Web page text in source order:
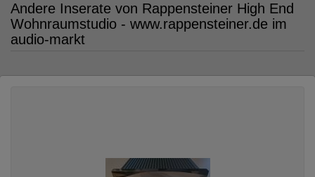
Andere Inserate von Rappensteiner High End
Wohnraumstudio - www.rappensteiner.de im
audio-markt